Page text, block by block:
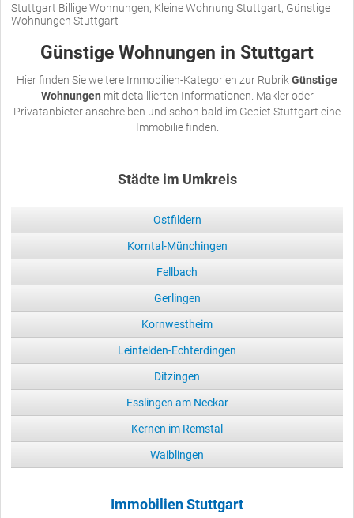
Stuttgart Billige Wohnungen, Kleine Wohnung Stuttgart, Günstige
Wohnungen Stuttgart
Günstige Wohnungen in Stuttgart
Hier finden Sie weitere Immobilien-Kategorien zur Rubrik Günstige
Wohnungen mit detaillierten Informationen. Makler oder
Privatanbieter anschreiben und schon bald im Gebiet Stuttgart eine
Immobilie finden.
Städte im Umkreis
Ostfildern
Korntal-Münchingen
Fellbach
Gerlingen
Kornwestheim
Leinfelden-Echterdingen
Ditzingen
Esslingen am Neckar
Kernen im Remstal
Waiblingen
Immobilien Stuttgart